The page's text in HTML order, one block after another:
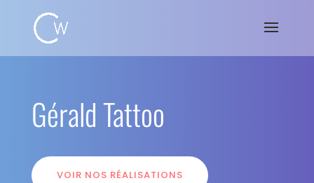
Gérald Tattoo
VOIR NOS RÉALISATIONS